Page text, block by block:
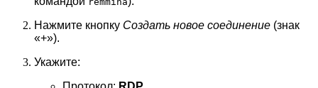
Нажмите кнопку Создать новое соединение (знак
«+»).
Укажите: